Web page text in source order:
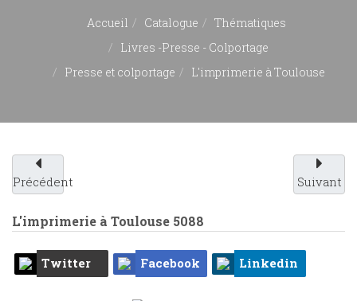
Accueil Catalogue
Thématiques
Livres -Presse - Colportage
Presse et colportage
L'imprimerie à Toulouse
Précédent Suivant
L'imprimerie à Toulouse 5088
Twitter Facebook Linkedin